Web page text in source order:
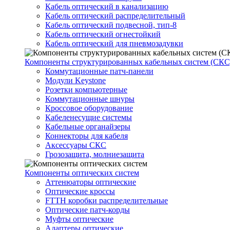
Кабель оптический в канализацию
Кабель оптический распределительный
Кабель оптический подвесной, тип-8
Кабель оптический огнестойкий
Кабель оптический для пневмозадувки
Компоненты структурированных кабельных систем
Коммутационные патч-панели
Модули Keystone
Розетки компьютерные
Коммутационные шнуры
Кроссовое оборудование
Кабеленесущие системы
Кабельные органайзеры
Коннекторы для кабеля
Аксессуары СКС
Грозозащита, молниезащита
Компоненты оптических систем
Аттенюаторы оптические
Оптические кроссы
FTTH коробки распределительные
Оптические патч-корды
Муфты оптические
Адаптеры оптические